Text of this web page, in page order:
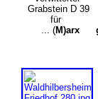
Grabstein D 39
für
... (M)arx